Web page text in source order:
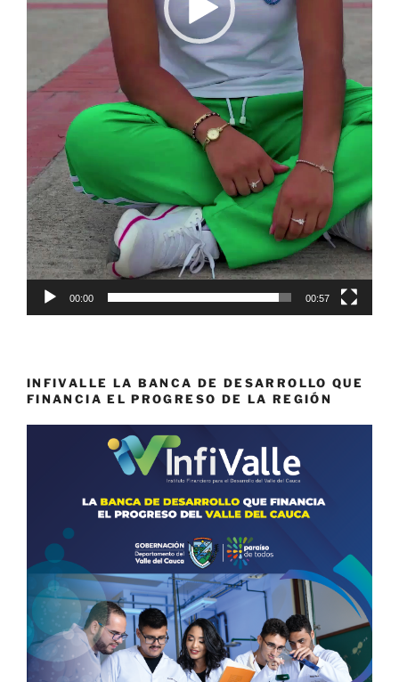
00:00 00:57
INFIVALLE LA BANCA DE DESARROLLO QUE
FINANCIA EL PROGRESO DE LA REGIÓN